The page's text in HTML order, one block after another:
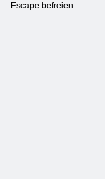
Escape befreien.